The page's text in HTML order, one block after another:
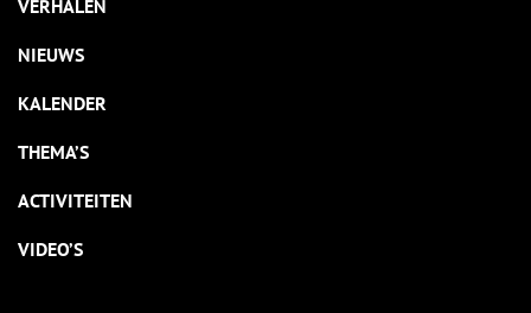
VERHALEN
NIEUWS
KALENDER
THEMA’S
ACTIVITEITEN
VIDEO’S